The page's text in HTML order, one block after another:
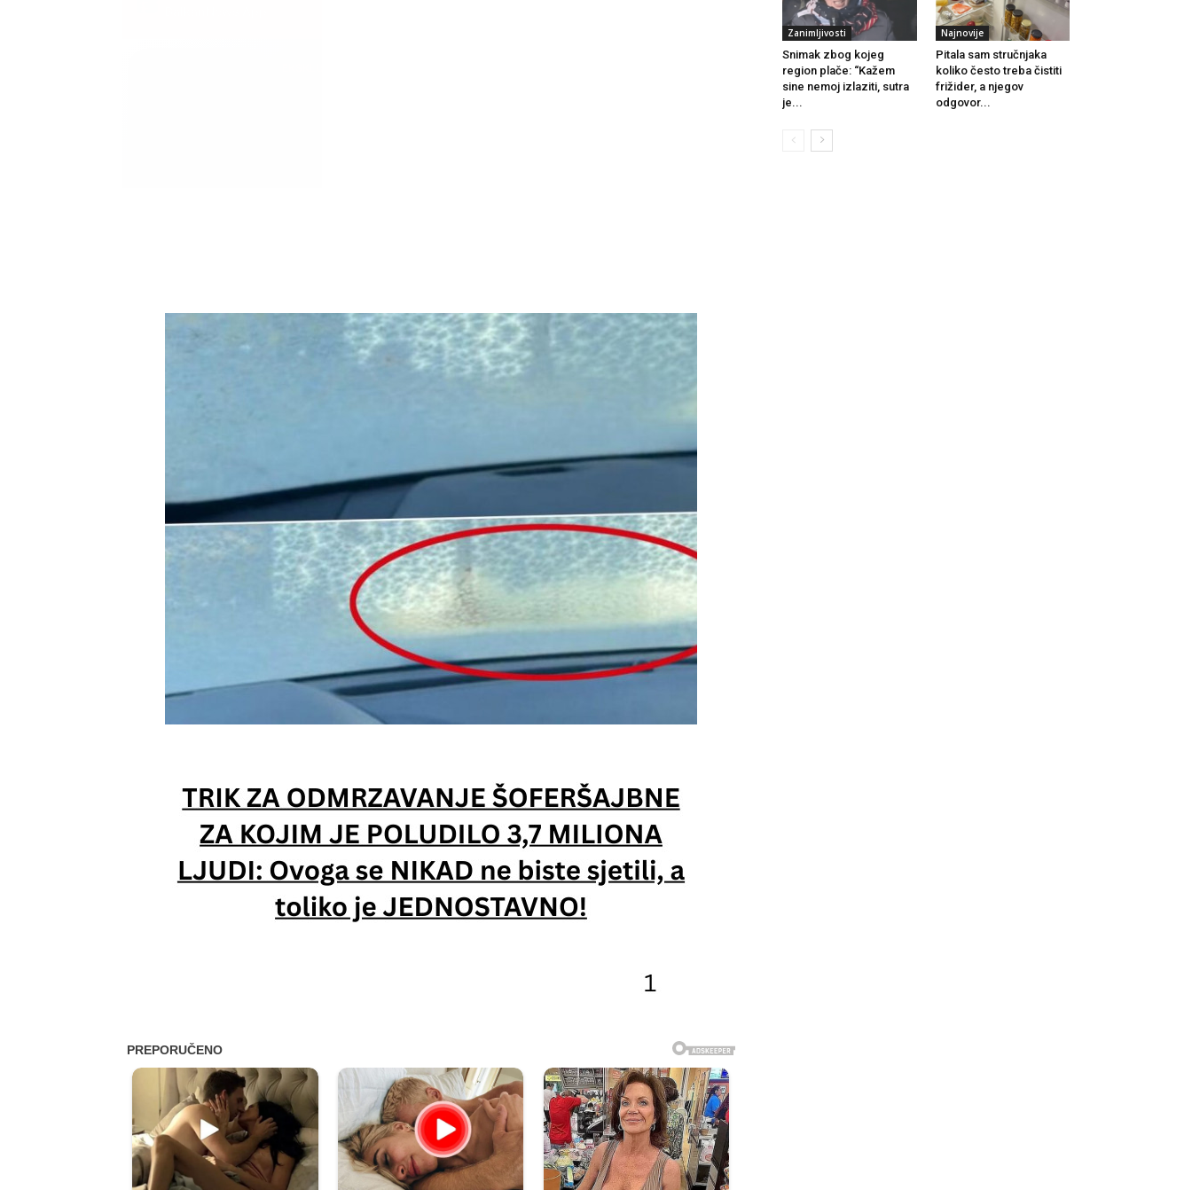
Zanimljivosti
Snimak zbog kojeg
region plače: “Kažem
sine nemoj izlaziti, sutra
je...
Najnovije
Pitala sam stručnjaka
koliko često treba čistiti
frižider, a njegov
odgovor...